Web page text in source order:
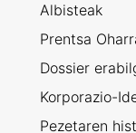
Albisteak
Prentsa
Dossier
Korporazio-
Pezetaren